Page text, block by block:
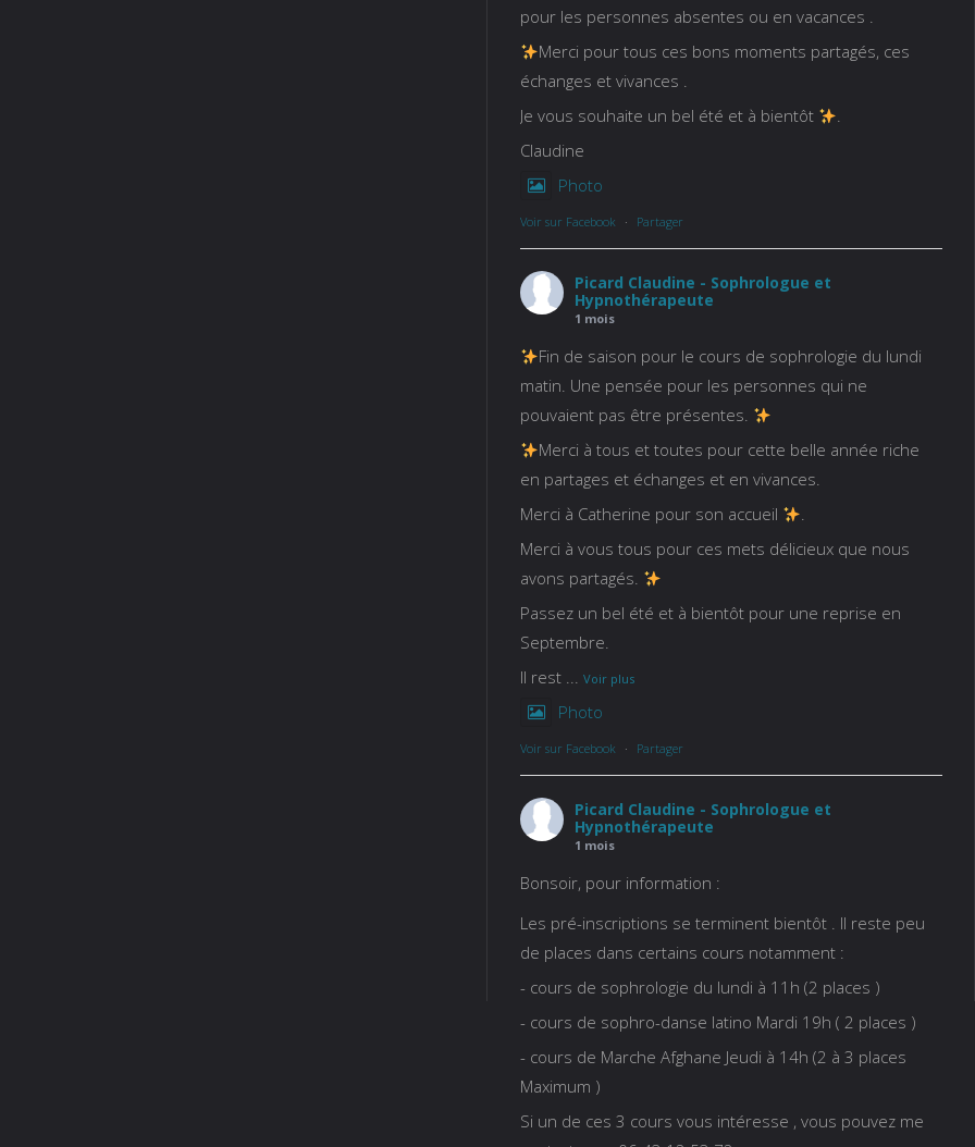
pour les personnes absentes ou en vacances .
Merci pour tous ces bons moments partagés, ces
échanges et vivances .
Je vous souhaite un bel été et à bientôt
.
Claudine
Photo
Voir sur Facebook · Partager
Picard Claudine - Sophrologue et
Hypnothérapeute
1 mois
Fin de saison pour le cours de sophrologie du lundi
matin. Une pensée pour les personnes qui ne
pouvaient pas être présentes.
Merci à tous et toutes pour cette belle année riche
en partages et échanges et en vivances.
Merci à Catherine pour son accueil
.
Merci à vous tous pour ces mets délicieux que nous
avons partagés.
Passez un bel été et à bientôt pour une reprise en
Septembre.
Il rest ... Voir plus
Photo
Voir sur Facebook · Partager
Picard Claudine - Sophrologue et
Hypnothérapeute
1 mois
Bonsoir, pour information :
Les pré-inscriptions se terminent bientôt . Il reste peu
de places dans certains cours notamment :
- cours de sophrologie du lundi à 11h (2 places )
- cours de sophro-danse latino Mardi 19h ( 2 places )
- cours de Marche Afghane Jeudi à 14h (2 à 3 places
Maximum )
Si un de ces 3 cours vous intéresse , vous pouvez me